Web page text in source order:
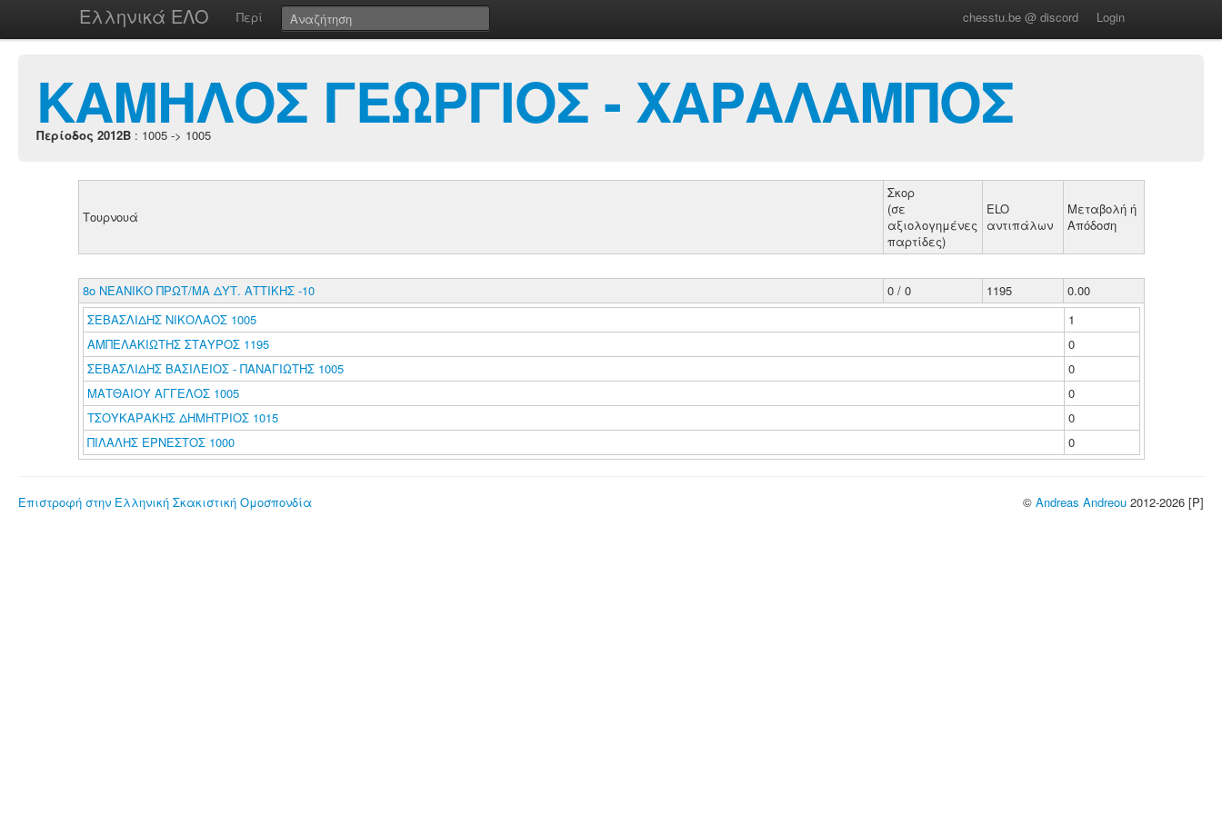
Ελληνικά ΕΛΟ Περί chesstu.be @ discord Login
ΚΑΜΗΛΟΣ ΓΕΩΡΓΙΟΣ - ΧΑΡΑΛΑΜΠΟΣ
Περίοδος 2012B : 1005 -> 1005
Τουρνουά
Σκορ
(σε
αξιολογημένες
παρτίδες)
ELO
αντιπάλων
Μεταβολή ή
Απόδοση
8ο ΝΕΑΝΙΚΟ ΠΡΩΤ/ΜΑ ΔΥΤ. ΑΤΤΙΚΗΣ -10 0 / 0 1195
0.00
ΣΕΒΑΣΛΙΔΗΣ ΝΙΚΟΛΑΟΣ 1005
1
ΑΜΠΕΛΑΚΙΩΤΗΣ ΣΤΑΥΡΟΣ 1195
0
ΣΕΒΑΣΛΙΔΗΣ ΒΑΣΙΛΕΙΟΣ - ΠΑΝΑΓΙΩΤΗΣ 1005
0
ΜΑΤΘΑΙΟΥ ΑΓΓΕΛΟΣ 1005
0
ΤΣΟΥΚΑΡΑΚΗΣ ΔΗΜΗΤΡΙΟΣ 1015
0
ΠΙΛΑΛΗΣ ΕΡΝΕΣΤΟΣ 1000
0
Επιστροφή στην Ελληνική Σκακιστική Ομοσπονδία © Andreas Andreou 2012-2026 [P]